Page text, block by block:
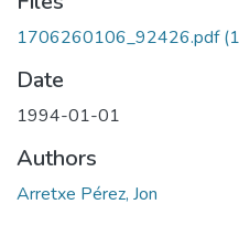
1706260106_92426.pdf
Date
1994-01-01
Authors
Arretxe Pérez, Jon